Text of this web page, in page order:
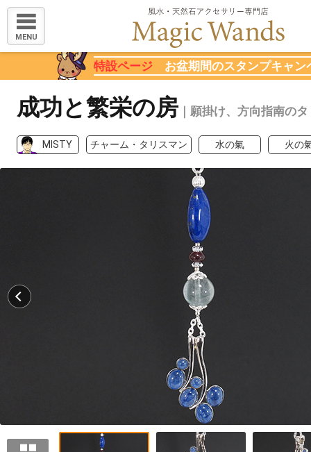
MENU
特設ページ お盆期間のスタンプキャン
成功と繁栄の房 ｜願掛け、方向指南の
MISTY チャーム・タリスマン 水の氣 火の